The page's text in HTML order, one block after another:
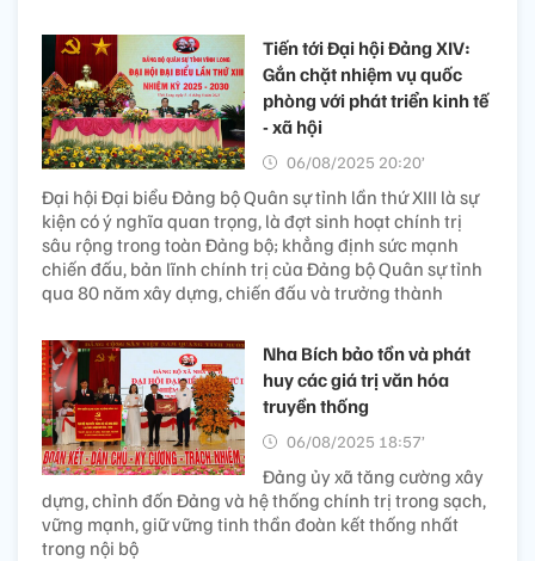
Tiến tới Đại hội Đảng XIV:
Gắn chặt nhiệm vụ quốc
phòng với phát triển kinh tế
- xã hội
06/08/2025 20:20’
Đại hội Đại biểu Đảng bộ Quân sự tỉnh lần thứ XIII là sự
kiện có ý nghĩa quan trọng, là đợt sinh hoạt chính trị
sâu rộng trong toàn Đảng bộ; khẳng định sức mạnh
chiến đấu, bản lĩnh chính trị của Đảng bộ Quân sự tỉnh
qua 80 năm xây dựng, chiến đấu và trưởng thành
Nha Bích bảo tồn và phát
huy các giá trị văn hóa
truyền thống
06/08/2025 18:57’
Đảng ủy xã tăng cường xây
dựng, chỉnh đốn Đảng và hệ thống chính trị trong sạch,
vững mạnh, giữ vững tinh thần đoàn kết thống nhất
trong nội bộ